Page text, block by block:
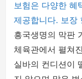
보험은 다양한 혜
제공합니다. 보장
흥국생명의 막판
체육관에서 펼쳐
실바의 컨디션이